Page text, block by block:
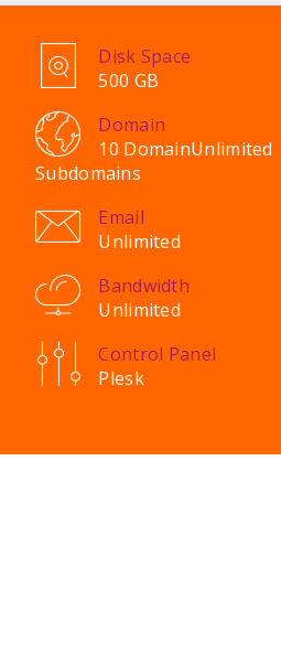
Disk Space
500 GB
Domain
10 DomainUnlimited
Subdomains
Email
Unlimited
Bandwidth
Unlimited
Control Panel
Plesk